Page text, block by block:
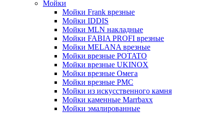
Мойки
Мойки Frank врезные
Мойки IDDIS
Мойки MLN накладные
Мойки FABIA PROFI врезные
Мойки MELANA врезные
Мойки врезные POTATO
Мойки врезные UKINOX
Мойки врезные Омега
Мойки врезные РМС
Мойки из искусственного камня
Мойки каменные Marrbaxx
Мойки эмалированные